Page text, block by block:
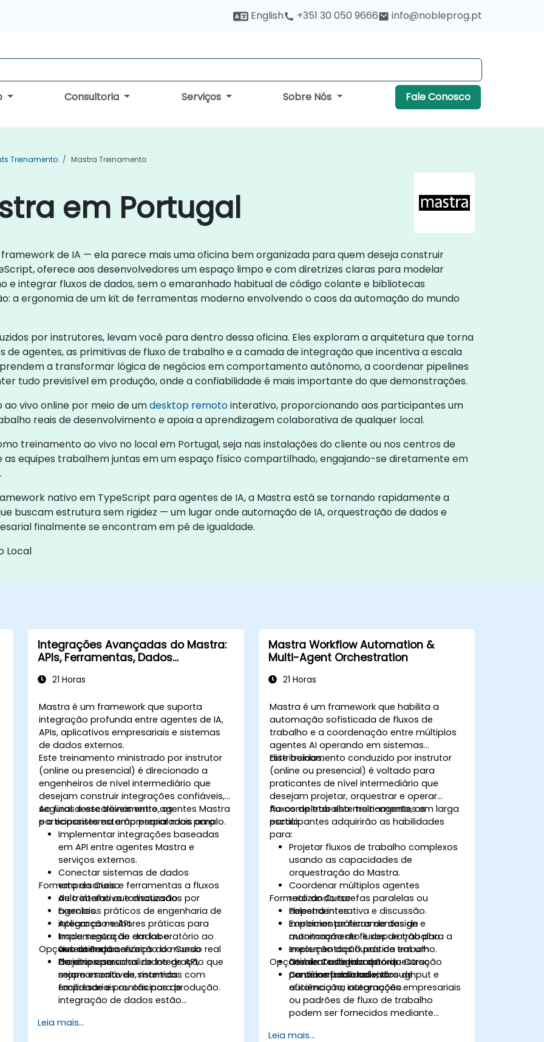
English +351 30 050 9666 info@nobleprog.pt
Consultoria Serviços Sobre Nós Fale Conosco
Treinamento Mastra Treinamento
em Portugal
de IA — ela parece mais uma oficina bem organizada para quem deseja construir
oferece aos desenvolvedores um espaço limpo e com diretrizes claras para modelar
e integrar fluxos de dados, sem o emaranhado habitual de código colante e bibliotecas
a ergonomia de um kit de ferramentas moderno envolvendo o caos da automação do mundo
por instrutores, levam você para dentro dessa oficina. Eles exploram a arquitetura que torna
agentes, as primitivas de fluxo de trabalho e a camada de integração que incentiva a escala
a transformar lógica de negócios em comportamento autônomo, a coordenar pipelines
tudo previsível em produção, onde a confiabilidade é mais importante do que demonstrações.
vivo online por meio de umdesktop remotointerativo, proporcionando aos participantes um
reais de desenvolvimento e apoia a aprendizagem colaborativa de qualquer local.
treinamento ao vivo no local em Portugal, seja nas instalações do cliente ou nos centros de
equipes trabalhem juntas em um espaço físico compartilhado, engajando-se diretamente em
nativo em TypeScript para agentes de IA, a Mastra está se tornando rapidamente a
buscam estrutura sem rigidez — um lugar onde automação de IA, orquestração de dados e
finalmente se encontram em pé de igualdade.
Local
Integrações Avançadas do Mastra:
APIs, Ferramentas, Dados
21 Horas
Mastra é um framework que suporta
integração profunda entre agentes de IA,
APIs, aplicativos empresariais e sistemas
de dados externos.
Este treinamento ministrado por instrutor
(online ou presencial) é direcionado a
engenheiros de nível intermediário que
desejam construir integrações confiáveis,
seguras e escaláveis entre agentes Mastra
e o ecossistema empresarial mais amplo.
Ao final deste treinamento, os
participantes estarão preparados para:
Implementar integrações baseadas
em API entre agentes Mastra e
serviços externos.
Conectar sistemas de dados
empresariais e ferramentas a fluxos
de trabalho automatizados por
agentes.
Aplicar as melhores práticas para
troca segura de dados e
autenticação.
Projetar camadas de integração que
sejam escaláveis, mantidas com
facilidade e prontas para produção.
Formato do Curso
Aula interativa e discussão.
Exercícios práticos de engenharia de
integração e API.
Implementação em laboratório ao
vivo usando cenários do mundo real
da empresa.
Opções de Personalização do Curso
Cenários personalizados de API,
mapeamento de sistemas
empresariais ou oficinas de
integração de dados estão
Leia mais...
Mastra Workflow Automation &
Multi-Agent Orchestration
21 Horas
Mastra é um framework que habilita a
automação sofisticada de fluxos de
trabalho e a coordenação entre múltiplos
agentes AI operando em sistemas
distribuídos.
Este treinamento conduzido por instrutor
(online ou presencial) é voltado para
praticantes de nível intermediário que
desejam projetar, orquestrar e operar
fluxos de trabalho multi-agentes em larga
escala.
Ao completar este treinamento, os
participantes adquirirão as habilidades
para:
Projetar fluxos de trabalho complexos
usando as capacidades de
orquestração do Mastra.
Coordenar múltiplos agentes
realizando tarefas paralelas ou
dependentes.
Implementar ferramentas de
monitoramento e depuração para a
execução dos fluxos de trabalho.
Otimizar a lógica de orquestração
para confiabilidade, throughput e
eficiência na automação.
Formato do Curso
Palestra interativa e discussão.
Exercícios práticos de design e
automação de fluxos de trabalho.
Implementação prática em um
ambiente de laboratório
contêinerizado ao vivo.
Opções de Customização do Curso
Cenários personalizados de
automação, integrações empresariais
ou padrões de fluxo de trabalho
podem ser fornecidos mediante
Leia mais...